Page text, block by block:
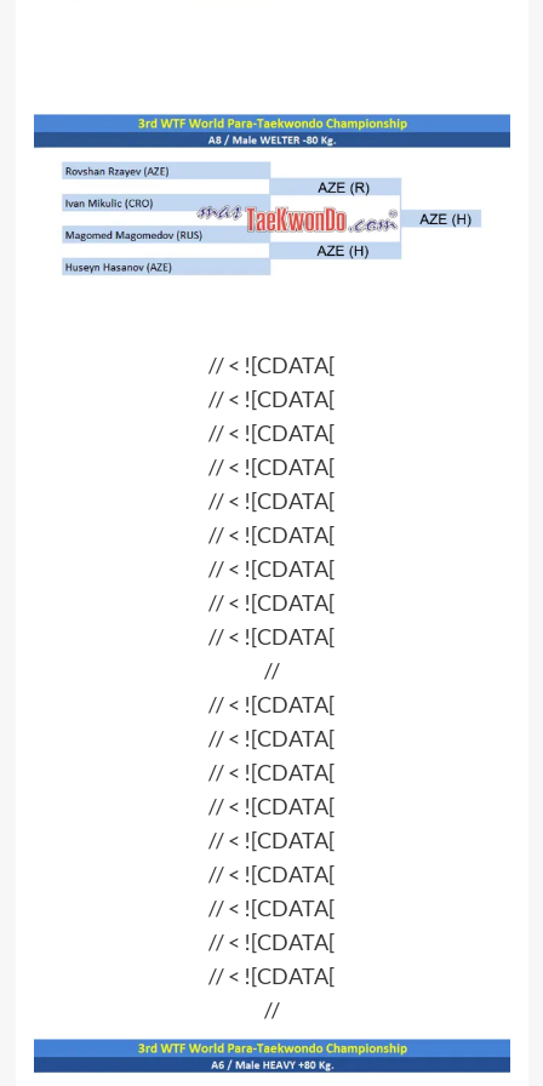
// < ![CDATA[
// < ![CDATA[
// < ![CDATA[
// < ![CDATA[
// < ![CDATA[
// < ![CDATA[
// < ![CDATA[
// < ![CDATA[
// < ![CDATA[
//
// < ![CDATA[
// < ![CDATA[
// < ![CDATA[
// < ![CDATA[
// < ![CDATA[
// < ![CDATA[
// < ![CDATA[
// < ![CDATA[
// < ![CDATA[
//